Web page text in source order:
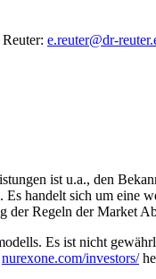
e.reuter@dr-
ist u.a., den
handelt sich um
der Regeln der Market
Es ist nicht
nurexone.com/investors/